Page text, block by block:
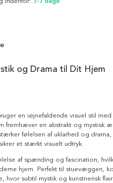
og Drama til Dit Hjem
en iøjnefaldende visuel stil
fremhæver en abstrakt og mystisk
følelsen af uklarhed og drama,
et stærkt visuelt udtryk.
af spænding og fascination,
hjem. Perfekt til stuevæggen,
hvor subtil mystik og kunstnerisk